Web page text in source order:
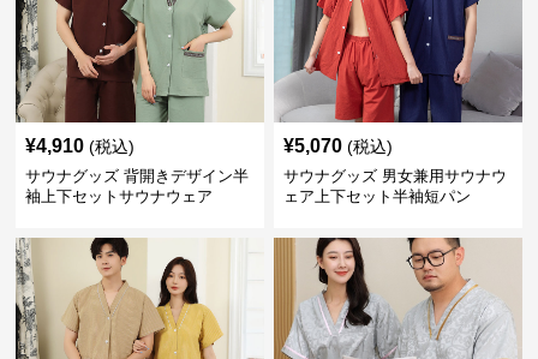
¥4,910 (税込)
サウナグッズ 背開きデザイン半
袖上下セットサウナウェア
¥5,070 (税込)
サウナグッズ 男女兼用サウナウ
ェア上下セット半袖短パン